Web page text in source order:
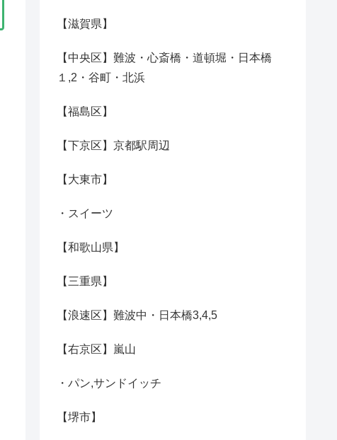
【滋賀県】
【中央区】難波・心斎橋・道頓堀・日本橋
１,2・谷町・北浜
【福島区】
【下京区】京都駅周辺
【大東市】
・スイーツ
【和歌山県】
【三重県】
【浪速区】難波中・日本橋3,4,5
【右京区】嵐山
・パン,サンドイッチ
【堺市】